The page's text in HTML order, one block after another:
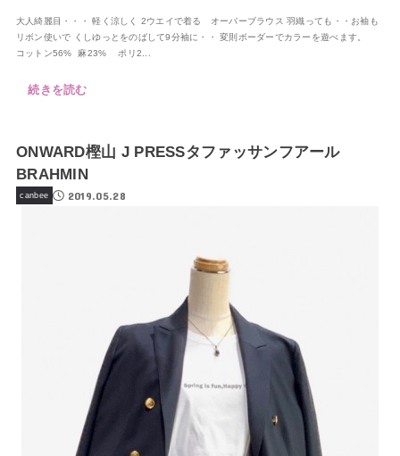
大人綺麗目・・・ 軽く涼しく 2ウエイで着る オーバーブラウス 羽織っても・・お袖も
リボン使いで くしゆっとをのばして9分袖に・・ 変則ボーダーでカラーを遊べます。
コットン56% 麻23% ポリ2...
続きを読む
ONWARD樫山 J PRESSタファッサンフアール
BRAHMIN
canbee 2019.05.28